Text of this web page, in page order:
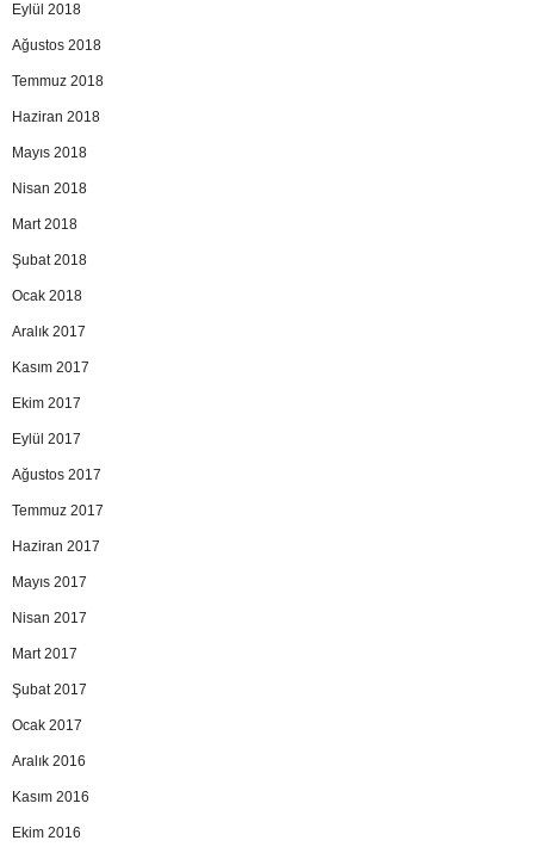
Eylül 2018
Ağustos 2018
Temmuz 2018
Haziran 2018
Mayıs 2018
Nisan 2018
Mart 2018
Şubat 2018
Ocak 2018
Aralık 2017
Kasım 2017
Ekim 2017
Eylül 2017
Ağustos 2017
Temmuz 2017
Haziran 2017
Mayıs 2017
Nisan 2017
Mart 2017
Şubat 2017
Ocak 2017
Aralık 2016
Kasım 2016
Ekim 2016